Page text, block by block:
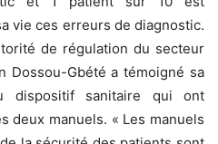
vie ces erreurs de diagnostic.
de régulation du secteur
Dossou-Gbété a témoigné sa
dispositif sanitaire qui ont
deux manuels. « Les manuels